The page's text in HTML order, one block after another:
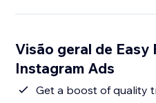
Visão geral de Easy
Instagram Ads
Get a boost of quality